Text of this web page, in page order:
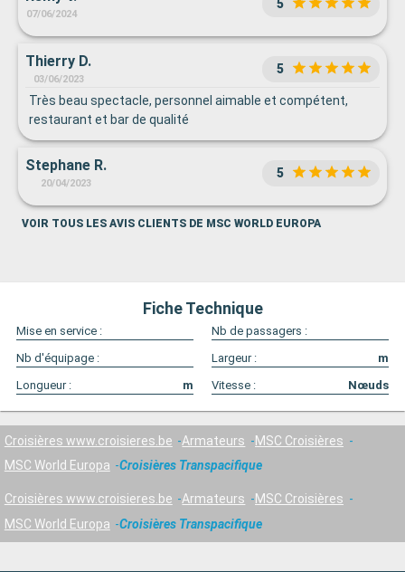
07/06/2024
5
Thierry D.
03/06/2023
5
Très beau spectacle, personnel aimable et compétent,
restaurant et bar de qualité
Stephane R.
20/04/2023
5
VOIR TOUS LES AVIS CLIENTS DE MSC WORLD EUROPA
Fiche Technique
Mise en service :
Nb de passagers :
Nb d'équipage :
Largeur :
m
Longueur :
m Vitesse : Nœuds
Croisières www.croisieres.be Armateurs
MSC Croisières
MSC World Europa
Croisières Transpacifique
Croisières www.croisieres.be Armateurs
MSC Croisières
MSC World Europa
Croisières Transpacifique